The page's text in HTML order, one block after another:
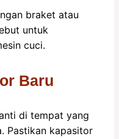
braket atau
untuk
cuci.
Baru
di tempat yang
Pastikan kapasitor